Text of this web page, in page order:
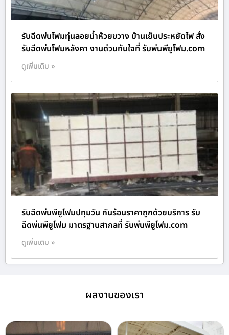
รับฉีดพ่นโฟมทุ่นลอยน้ำห้วยขวาง บ้านเย็นประหยัดไฟ สั่ง
รับฉีดพ่นโฟมหลังคา งานด่วนทันใจที่ รับพ่นพียูโฟม.com
ดูเพิ่มเติม »
รับฉีดพ่นพียูโฟมปทุมวัน กันร้อนราคาถูกด้วยบริการ รับ
ฉีดพ่นพียูโฟม มาตรฐานสากลที่ รับพ่นพียูโฟม.com
ดูเพิ่มเติม »
ผลงานของเรา